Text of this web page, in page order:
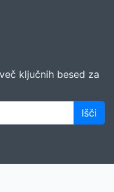
ključnih besed za
Išči